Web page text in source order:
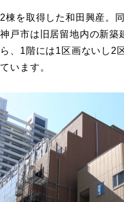
棟を取得した和田興産。
戸市は旧居留地内の新
、1階には1区画ないし2
います。